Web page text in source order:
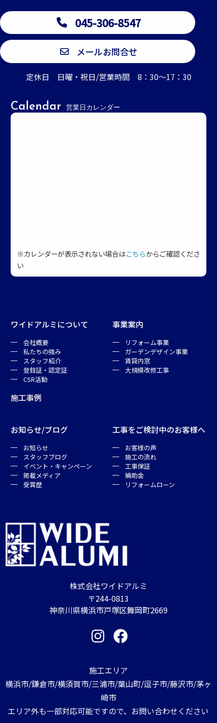
045-306-8547
メールお問合せ
定休日 日曜・祝日/営業時間 8：30～17：30
Calendar 営業日カレンダー
※カレンダーが表示されない場合はこちらからご確認くださ
い
ワイドアルミについて
会社概要
私たちの強み
スタッフ紹介
登録証・認定証
CSR活動
施工事例
事業案内
リフォーム事業
ガーデンデザイン事業
賃貸内窓
大規模改修工事
お知らせ/ブログ
お知らせ
スタッフブログ
イベント・キャンペーン
掲載メディア
受賞歴
工事をご検討中のお客様へ
お客様の声
施工の流れ
工事保証
補助金
リフォームローン
株式会社ワイドアルミ
〒244-0813
神奈川県横浜市戸塚区舞岡町2669
施工エリア
横浜市/鎌倉市/横須賀市/三浦市/葉山町/逗子市/藤沢市/茅ヶ
崎市
エリア外も一部対応可能ですので、お問い合わせください